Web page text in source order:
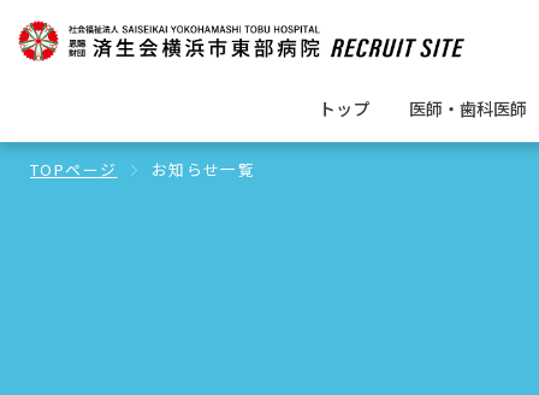
トップ 医師・歯科医師
TOPページ お知らせ一覧